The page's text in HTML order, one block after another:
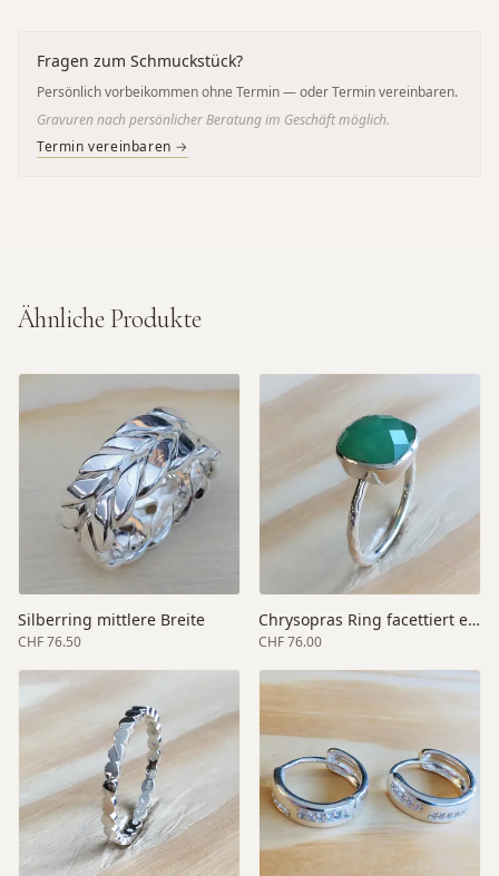
Fragen zum Schmuckstück?
Persönlich vorbeikommen ohne Termin — oder Termin vereinbaren.
Gravuren nach persönlicher Beratung im Geschäft möglich.
Termin vereinbaren →
Ähnliche Produkte
Silberring mittlere Breite
CHF 76.50
Chrysopras Ring facettiert elegant
CHF 76.00